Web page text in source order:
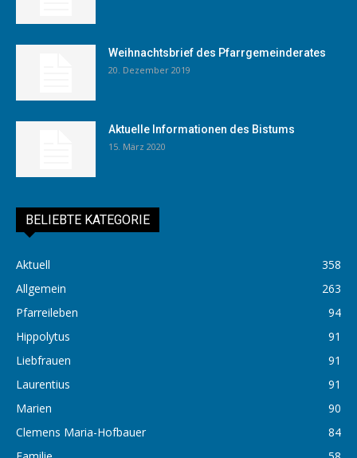
Weihnachtsbrief des Pfarrgemeinderates
20. Dezember 2019
Aktuelle Informationen des Bistums
15. März 2020
BELIEBTE KATEGORIE
Aktuell
358
Allgemein
263
Pfarreileben
94
Hippolytus
91
Liebfrauen
91
Laurentius
91
Marien
90
Clemens Maria-Hofbauer
84